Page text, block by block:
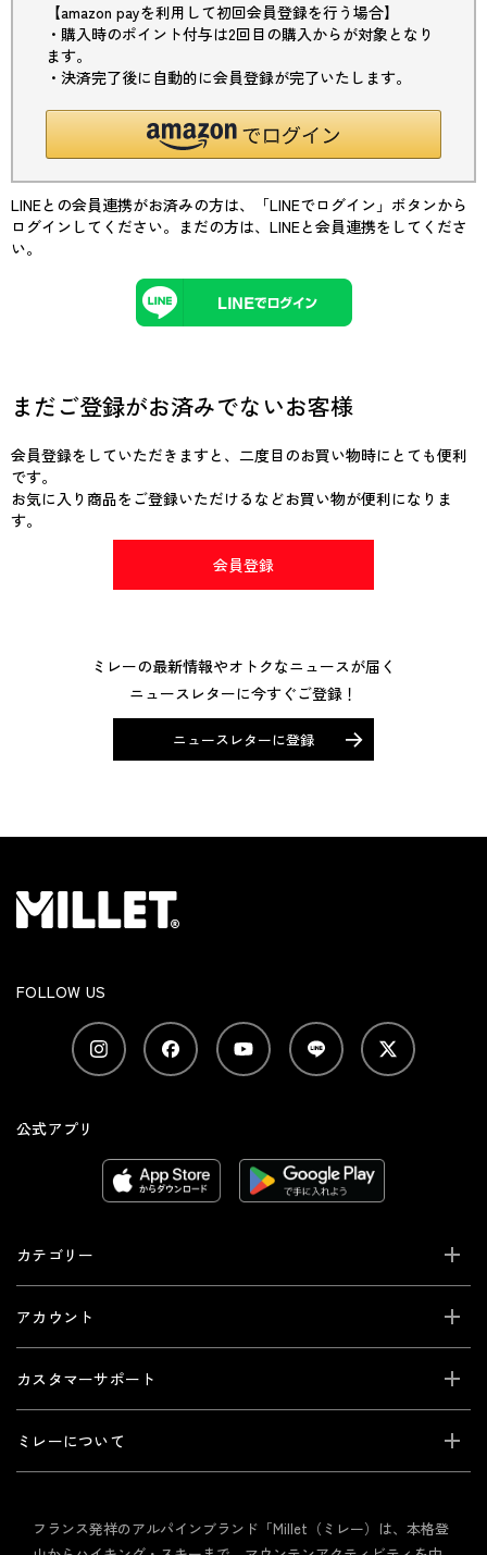
【amazon payを利用して初回会員登録を行う場合】
・購入時のポイント付与は2回目の購入からが対象となり
ます。
・決済完了後に自動的に会員登録が完了いたします。
LINEとの会員連携がお済みの方は、「LINEでログイン」ボタンから
ログインしてください。まだの方は、 LINEと会員連携をしてくださ
い。
まだご登録がお済みでないお客様
会員登録をしていただきますと、二度目のお買い物時にとても便利
です。
お気に入り商品をご登録いただけるなどお買い物が便利になりま
す。
会員登録
ミレーの最新情報やオトクなニュースが届く
ニュースレターに今すぐご登録！
ニュースレターに登録
FOLLOW US
公式アプリ
カテゴリー
アカウント
カスタマーサポート
ミレーについて
フランス発祥のアルパインブランド「Millet（ミレー）は、本格登